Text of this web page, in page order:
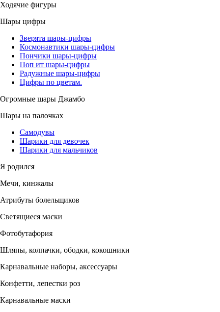
Ходячие фигуры
Шары цифры
Зверята шары-цифры
Космонавтики шары-цифры
Пончики шары-цифры
Поп ит шары-цифры
Радужные шары-цифры
Цифры по цветам.
Огромные шары Джамбо
Шары на палочках
Самодувы
Шарики для девочек
Шарики для мальчиков
Я родился
Мечи, кинжалы
Атрибуты болельщиков
Светящиеся маски
Фотобутафория
Шляпы, колпачки, ободки, кокошники
Карнавальные наборы, аксессуары
Конфетти, лепестки роз
Карнавальные маски